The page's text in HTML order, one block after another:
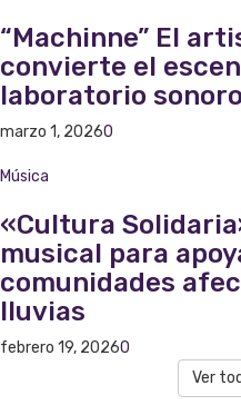
“Machinne” El
convierte el
laboratorio
marzo 1, 20260
Música
«Cultura
musical para
comunidades
lluvias
febrero 19, 20260
Ver